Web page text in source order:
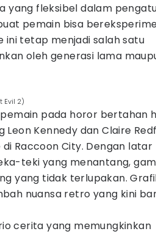
yang fleksibel dalam
pemain bisa
tetap menjadi salah satu
oleh generasi lama
Evil 2)
pada horor bertahan
Kennedy dan Claire
Raccoon City. Dengan latar
teki yang menantang,
yang tidak terlupakan.
nuansa retro yang kini
cerita yang memungkinkan